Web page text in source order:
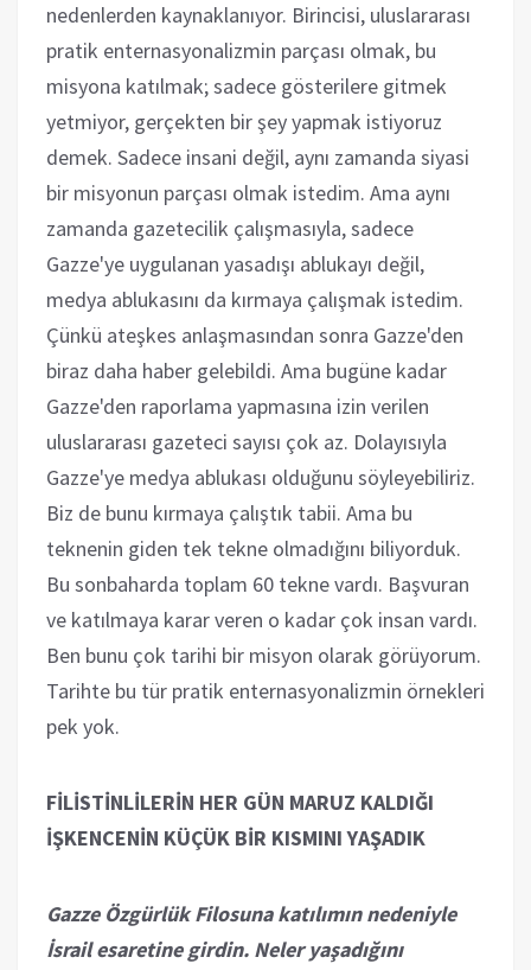
nedenlerden kaynaklanıyor. Birincisi, uluslararası
pratik enternasyonalizmin parçası olmak, bu
misyona katılmak; sadece gösterilere gitmek
yetmiyor, gerçekten bir şey yapmak istiyoruz
demek. Sadece insani değil, aynı zamanda siyasi
bir misyonun parçası olmak istedim. Ama aynı
zamanda gazetecilik çalışmasıyla, sadece
Gazze'ye uygulanan yasadışı ablukayı değil,
medya ablukasını da kırmaya çalışmak istedim.
Çünkü ateşkes anlaşmasından sonra Gazze'den
biraz daha haber gelebildi. Ama bugüne kadar
Gazze'den raporlama yapmasına izin verilen
uluslararası gazeteci sayısı çok az. Dolayısıyla
Gazze'ye medya ablukası olduğunu söyleyebiliriz.
Biz de bunu kırmaya çalıştık tabii. Ama bu
teknenin giden tek tekne olmadığını biliyorduk.
Bu sonbaharda toplam 60 tekne vardı. Başvuran
ve katılmaya karar veren o kadar çok insan vardı.
Ben bunu çok tarihi bir misyon olarak görüyorum.
Tarihte bu tür pratik enternasyonalizmin örnekleri
pek yok.
FİLİSTİNLİLERİN HER GÜN MARUZ KALDIĞI
İŞKENCENİN KÜÇÜK BİR KISMINI YAŞADIK
Gazze Özgürlük Filosuna katılımın nedeniyle
İsrail esaretine girdin. Neler yaşadığını